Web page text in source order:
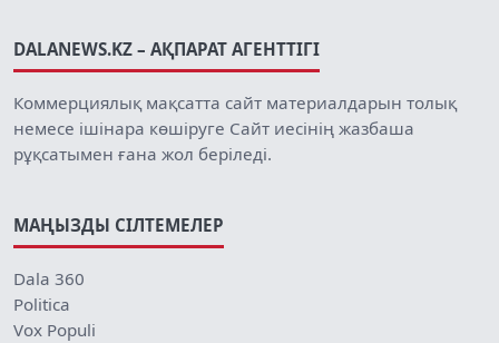
DALANEWS.KZ – АҚПАРАТ АГЕНТТІГІ
Коммерциялық мақсатта сайт материалдарын толық
немесе ішінара көшіруге Сайт иесінің жазбаша
рұқсатымен ғана жол беріледі.
МАҢЫЗДЫ СІЛТЕМЕЛЕР
Dala 360
Politica
Vox Populi